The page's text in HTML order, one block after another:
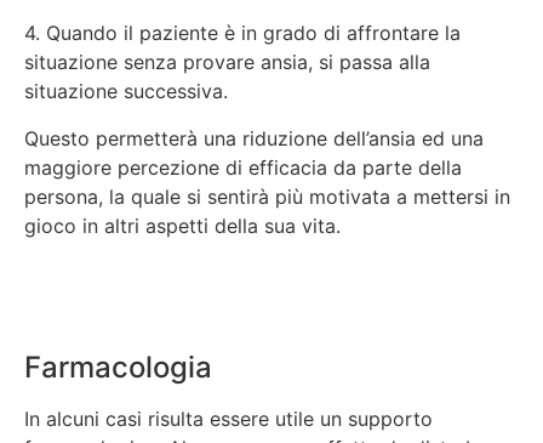
4. Quando il paziente è in grado di affrontare la
situazione senza provare ansia, si passa alla
situazione successiva.
Questo permetterà una riduzione dell’ansia ed una
maggiore percezione di efficacia da parte della
persona, la quale si sentirà più motivata a mettersi in
gioco in altri aspetti della sua vita.
Farmacologia
In alcuni casi risulta essere utile un supporto